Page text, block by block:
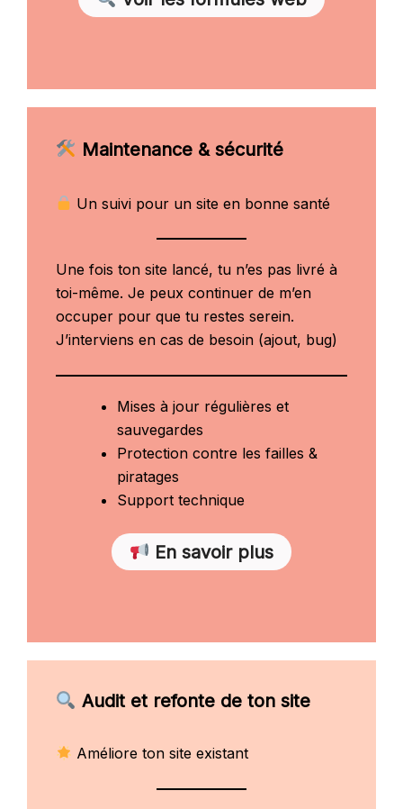
Maintenance & sécurité
Un suivi pour un site en bonne santé
Une fois ton site lancé, tu n’es pas livré à
toi-même. Je peux continuer de m’en
occuper pour que tu restes serein.
J’interviens en cas de besoin (ajout, bug)
Mises à jour régulières et
sauvegardes
Protection contre les failles &
piratages
Support technique
En savoir plus
Audit et refonte de ton site
Améliore ton site existant